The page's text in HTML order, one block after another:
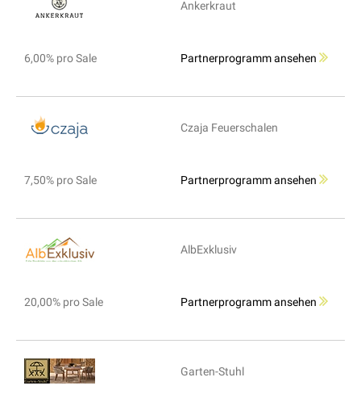
Ankerkraut
6,00% pro Sale Partnerprogramm ansehen
Czaja Feuerschalen
7,50% pro Sale Partnerprogramm ansehen
AlbExklusiv
20,00% pro Sale Partnerprogramm ansehen
Garten-Stuhl